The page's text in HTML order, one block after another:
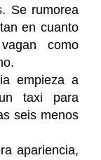
Se rumorea
en cuanto
como
empieza a
taxi para
seis menos
apariencia,